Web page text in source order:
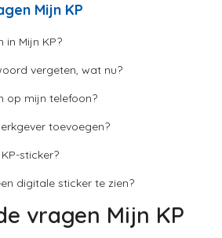
Mijn KP
in Mijn KP?
vergeten, wat nu?
op mijn telefoon?
toevoegen?
sticker?
digitale sticker te zien?
vragen Mijn KP